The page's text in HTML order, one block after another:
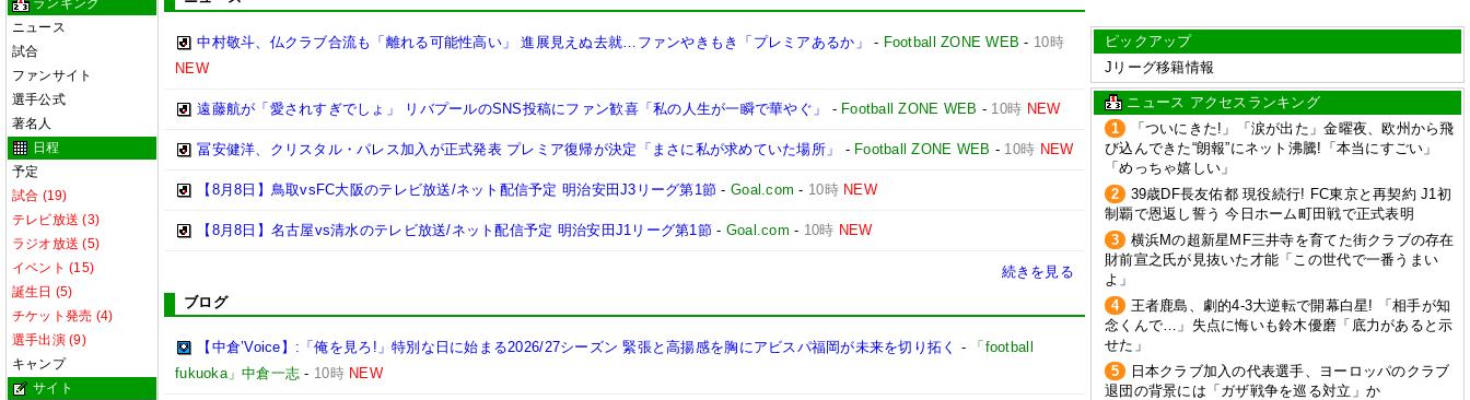
ランキング
ニュース
試合
ファンサイト
選手公式
著名人
日程
予定
試合 (19)
テレビ放送 (3)
ラジオ放送 (5)
イベント (15)
誕生日 (5)
チケット発売 (4)
選手出演 (9)
キャンプ
サイト
中村敬斗、仏クラブ合流も「離れる可能性高い」 進展見えぬ去就…ファンやきもき「プレミアあるか」 - Football ZONE WEB - 10時
NEW
遠藤航が「愛されすぎでしょ」 リバプールのSNS投稿にファン歓喜「私の人生が一瞬で華やぐ」 - Football ZONE WEB - 10時 NEW
冨安健洋、クリスタル・パレス加入が正式発表 プレミア復帰が決定「まさに私が求めていた場所」 - Football ZONE WEB - 10時 NEW
【8月8日】鳥取vsFC大阪のテレビ放送/ネット配信予定 明治安田J3リーグ第1節 -Goal.com - 10時 NEW
【8月8日】名古屋vs清水のテレビ放送/ネット配信予定 明治安田J1リーグ第1節 - Goal.com - 10時 NEW
続きを見る
ブログ
【中倉’Voice】:「俺を見ろ!」特別な日に始まる2026/27シーズン 緊張と高揚感を胸にアビスパ福岡が未来を切り拓く -
「football
fukuoka」中倉一志 - 10時 NEW
ピックアップ
Jリーグ移籍情報
ニュース アクセスランキング
1
「ついにきた!」「涙が出た」金曜夜、欧州から飛
び込んできた“朗報”にネット沸騰!「本当にすごい」
「めっちゃ嬉しい」
2
39歳DF長友佑都 現役続行! FC東京と再契約 J1初
制覇で恩返し誓う 今日ホーム町田戦で正式表明
3
横浜Mの超新星MF三井寺を育てた街クラブの存在
財前宣之氏が見抜いた才能「この世代で一番うまい
よ」
4
王者鹿島、劇的4-3大逆転で開幕白星! 「相手が知
念くんで…」失点に悔いも鈴木優磨「底力があると示
せた」
5
日本クラブ加入の代表選手、ヨーロッパのクラブ
退団の背景には「ガザ戦争を巡る対立」か